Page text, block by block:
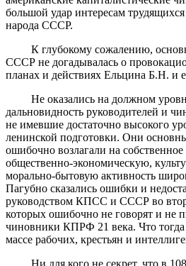
большой удар интересам
народа СССР.
К глубокому сожалению,
СССР не догадывалась о
планах и действиях Ельцина Б.Н. и
Не оказались на должном
дальновидность руководителей и
не имевшие достаточно высокого
ленинской подготовки. Они
ошибочно возлагали на собственное
общественно-экономическую,
морально-бытовую активность
Пагубно сказались ошибки и
руководством КПСС и СССР во
которых ошибочно не говорят и не
чиновники КПРФ 21 века. Что тогда
массе рабочих, крестьян и
Ни для кого не секрет, что в